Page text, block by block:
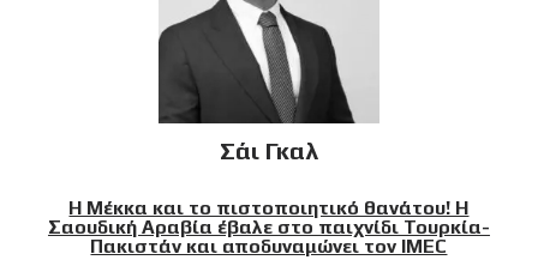
Σάι Γκαλ
Η Μέκκα και το πιστοποιητικό θανάτου! Η
Σαουδική Αραβία έβαλε στο παιχνίδι Τουρκία-
Πακιστάν και αποδυναμώνει τον IMEC